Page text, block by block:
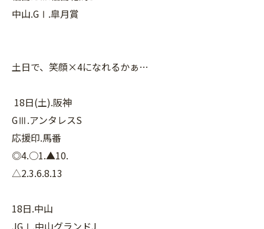
中山.GⅠ.皐月賞
土日で、笑顔×4になれるかぁ…
18日(土).阪神
GⅢ.アンタレスS
応援印.馬番
◎4.○1.▲10.
△2.3.6.8.13
18日.中山
JGⅠ.中山グランドJ